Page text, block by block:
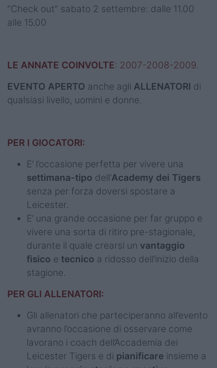
“Check out” sabato 2 settembre: dalle 11.00
alle 15.00
LE ANNATE COINVOLTE: 2007-2008-2009.
EVENTO APERTO anche agli ALLENATORI di
qualsiasi livello, uomini e donne.
PER I GIOCATORI:
E’ l’occasione perfetta per vivere una
settimana-tipo dell’Academy dei Tigers
senza per forza doversi spostare a
Leicester.
E’ una grande occasione per far gruppo e
vivere una sorta di ritiro pre-stagionale,
durante il quale crearsi un vantaggio
fisico e tecnico a ridosso dell’inizio della
stagione.
PER GLI ALLENATORI:
Gli allenatori che parteciperanno all’evento
avranno l’occasione di osservare come
lavorano i coach dell’Accademia dei
Leicester Tigers e di pianificare insieme a